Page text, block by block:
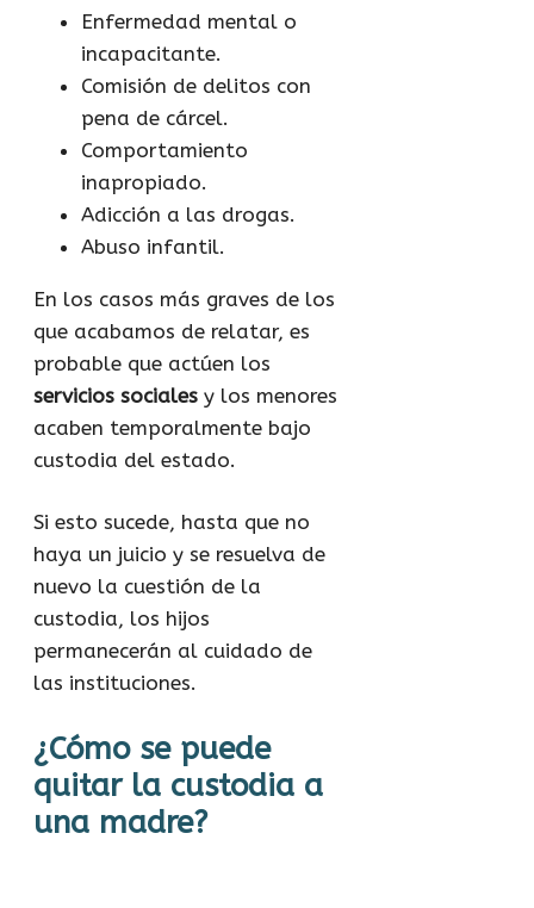
Enfermedad mental o
incapacitante.
Comisión de delitos con
pena de cárcel.
Comportamiento
inapropiado.
Adicción a las drogas.
Abuso infantil.
En los casos más graves de los
que acabamos de relatar, es
probable que actúen los
servicios sociales y los menores
acaben temporalmente bajo
custodia del estado.
Si esto sucede, hasta que no
haya un juicio y se resuelva de
nuevo la cuestión de la
custodia, los hijos
permanecerán al cuidado de
las instituciones.
¿Cómo se puede
quitar la custodia a
una madre?